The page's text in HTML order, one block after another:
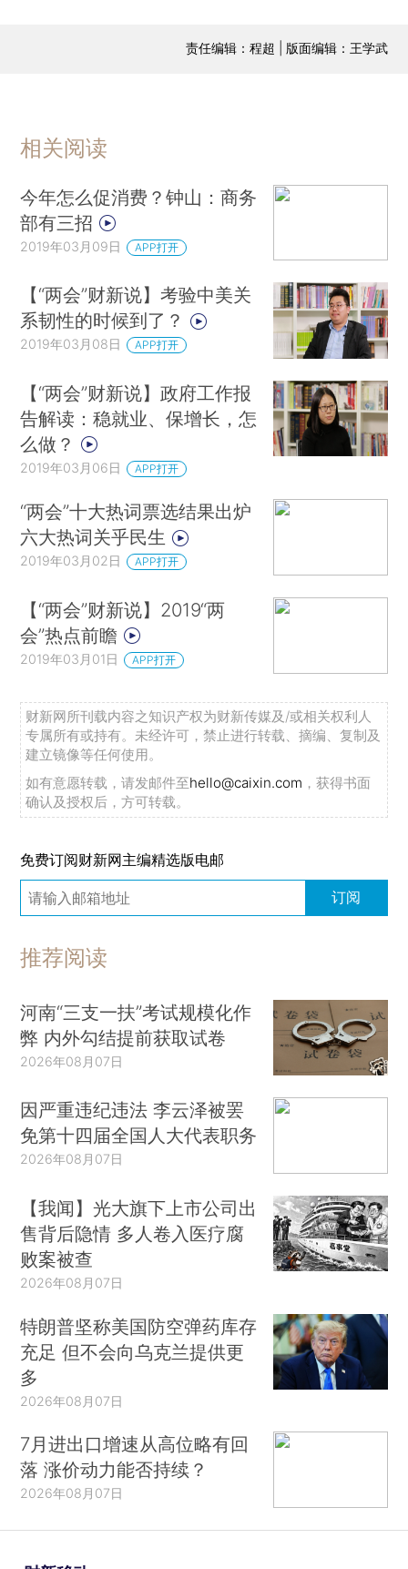
责任编辑：程超 | 版面编辑：王学武
相关阅读
今年怎么促消费？钟山：商务
部有三招
2019年03月09日 APP打开
【“两会”财新说】考验中美关
系韧性的时候到了？
2019年03月08日 APP打开
【“两会”财新说】政府工作报
告解读：稳就业、保增长，怎
么做？
2019年03月06日 APP打开
“两会”十大热词票选结果出炉
六大热词关乎民生
2019年03月02日 APP打开
【“两会”财新说】2019“两
会”热点前瞻
2019年03月01日 APP打开
财新网所刊载内容之知识产权为财新传媒及/或相关权利人
专属所有或持有。未经许可，禁止进行转载、摘编、复制及
建立镜像等任何使用。
如有意愿转载，请发邮件至hello@caixin.com ，获得书面
确认及授权后，方可转载。
免费订阅财新网主编精选版电邮
订阅
推荐阅读
河南“三支一扶”考试规模化作
弊 内外勾结提前获取试卷
2026年08月07日
因严重违纪违法 李云泽被罢
免第十四届全国人大代表职务
2026年08月07日
【我闻】光大旗下上市公司出
售背后隐情 多人卷入医疗腐
败案被查
2026年08月07日
特朗普坚称美国防空弹药库存
充足 但不会向乌克兰提供更
多
2026年08月07日
7月进出口增速从高位略有回
落 涨价动力能否持续？
2026年08月07日